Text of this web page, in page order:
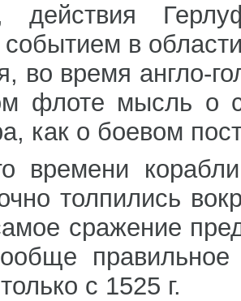
действия
в
во время англо-
флоте мысль о
как о боевом
времени
толпились
сражение
с 1525 г.